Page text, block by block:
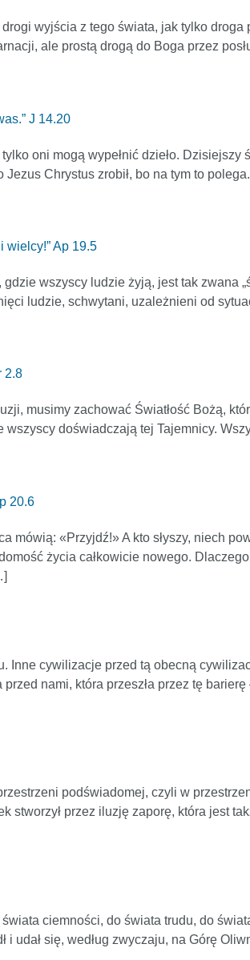
wyjścia z tego świata, jak tylko
ale prostą drogą do Boga przez
J 14.20
oni mogą wypełnić dzieło.
Chrystus zrobił, bo na tym to
wielcy!” Ap 19.5
wszyscy ludzie żyją, jest tak zwana
ludzie, schwytani, uzależnieni od
2.8
musimy zachować Światłość Bożą,
doświadczają tej Tajemnicy.
20.6
«Przyjdź!» A kto słyszy, niech
życia całkowicie nowego.
Inne cywilizacje przed tą obecną
nami, która przeszła przez tę
podświadomej, czyli w
stworzył przez iluzję zaporę, która jest
ciemności, do świata trudu, do
udał się, według zwyczaju, na Górę